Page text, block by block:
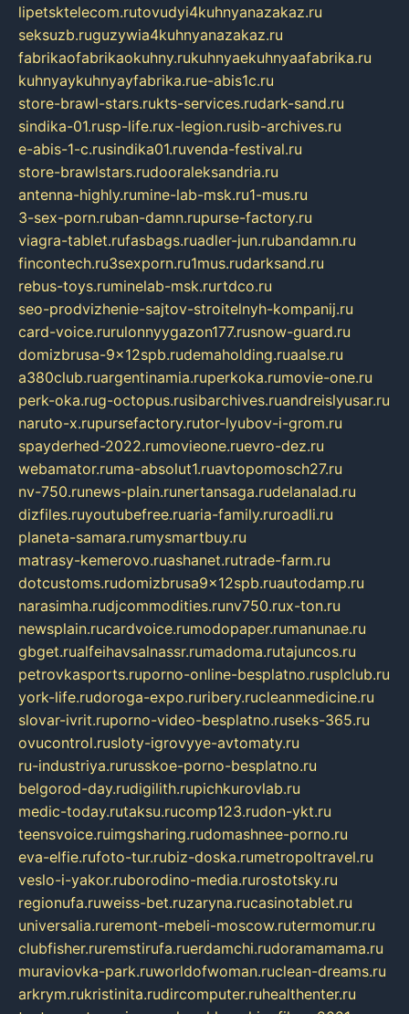
lipetsktelecom.rutovudyi4kuhnyanazakaz.ru
seksuzb.ruguzywia4kuhnyanazakaz.ru
fabrikaofabrikaokuhny.rukuhnyaekuhnyaafabrika.ru
kuhnyaykuhnyayfabrika.rue-abis1c.ru
store-brawl-stars.rukts-services.rudark-sand.ru
sindika-01.rusp-life.rux-legion.rusib-archives.ru
e-abis-1-c.rusindika01.ruvenda-festival.ru
store-brawlstars.rudooraleksandria.ru
antenna-highly.rumine-lab-msk.ru1-mus.ru
3-sex-porn.ruban-damn.rupurse-factory.ru
viagra-tablet.rufasbags.ruadler-jun.rubandamn.ru
fincontech.ru3sexporn.ru1mus.rudarksand.ru
rebus-toys.ruminelab-msk.rurtdco.ru
seo-prodvizhenie-sajtov-stroitelnyh-kompanij.ru
card-voice.rurulonnyygazon177.rusnow-guard.ru
domizbrusa-9x12spb.rudemaholding.ruaalse.ru
a380club.ruargentinamia.ruperkoka.rumovie-one.ru
perk-oka.rug-octopus.rusibarchives.ruandreislyusar.ru
naruto-x.rupursefactory.rutor-lyubov-i-grom.ru
spayderhed-2022.rumovieone.ruevro-dez.ru
webamator.ruma-absolut1.ruavtopomosch27.ru
nv-750.runews-plain.runertansaga.rudelanalad.ru
dizfiles.ruyoutubefree.ruaria-family.ruroadli.ru
planeta-samara.rumysmartbuy.ru
matrasy-kemerovo.ruashanet.rutrade-farm.ru
dotcustoms.rudomizbrusa9x12spb.ruautodamp.ru
narasimha.rudjcommodities.runv750.rux-ton.ru
newsplain.rucardvoice.rumodopaper.rumanunae.ru
gbget.rualfeihavsalnassr.rumadoma.rutajuncos.ru
petrovkasports.ruporno-online-besplatno.rusplclub.ru
york-life.rudoroga-expo.ruribery.rucleanmedicine.ru
slovar-ivrit.ruporno-video-besplatno.ruseks-365.ru
ovucontrol.rusloty-igrovyye-avtomaty.ru
ru-industriya.rurusskoe-porno-besplatno.ru
belgorod-day.rudigilith.rupichkurovlab.ru
medic-today.rutaksu.rucomp123.rudon-ykt.ru
teensvoice.ruimgsharing.rudomashnee-porno.ru
eva-elfie.rufoto-tur.rubiz-doska.rumetropoltravel.ru
veslo-i-yakor.ruborodino-media.rurostotsky.ru
regionufa.ruweiss-bet.ruzaryna.rucasinotablet.ru
universalia.ruremont-mebeli-moscow.rutermomur.ru
clubfisher.ruremstirufa.ruerdamchi.rudoramamama.ru
muraviovka-park.ruworldofwoman.ruclean-dreams.ru
arkrym.rukristinita.rudircomputer.ruhealthenter.ru